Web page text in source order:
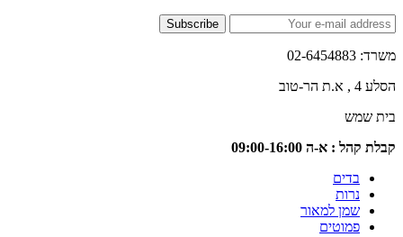
Subscribe
: א-ה 09:00-16:00
בדים
נרות
שמן למאור
פמוטים